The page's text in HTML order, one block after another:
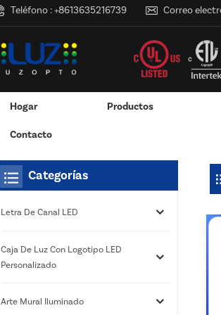
Teléfono :+8613635216739 Correo
Hogar Productos
Contacto
Categorías
Letra De Canal LED
Caja De Luz Con Logotipo LED
Personalizado
Arte Mural Iluminado